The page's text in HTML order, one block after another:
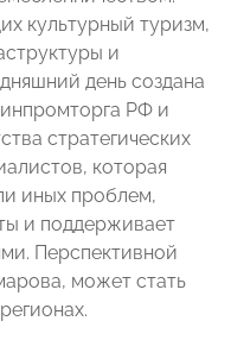
культурный туризм,
и
день создана
РФ и
стратегических
которая
иных проблем,
и поддерживает
Перспективной
может стать